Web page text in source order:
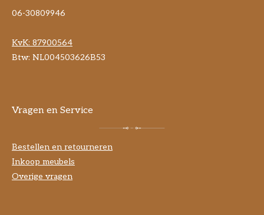
06-30809946
KvK: 87900564
Btw: NL004503626B53
Vragen en Service
Bestellen en retourneren
Inkoop meubels
Overige vragen